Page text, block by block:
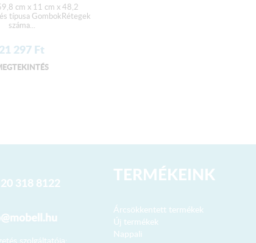
cm x 11 cm x 48,2
típusa GombokRétegek
száma...
21 297Ft
318 8122
szolgáltatója:
TERMÉKEINK
Árcsökkentett termékek
Új termékek
Nappali